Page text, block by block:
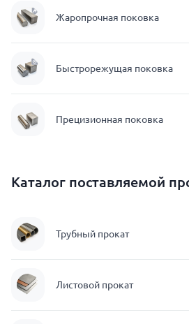
Жаропрочная поковка
Быстрорежущая поковка
Прецизионная поковка
Каталог поставляемой
Трубный прокат
Листовой прокат